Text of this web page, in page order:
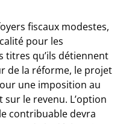
fiscaux modestes,
pour les
titres qu’ils détiennent
de la réforme, le projet
une imposition au
le revenu. L’option
contribuable devra